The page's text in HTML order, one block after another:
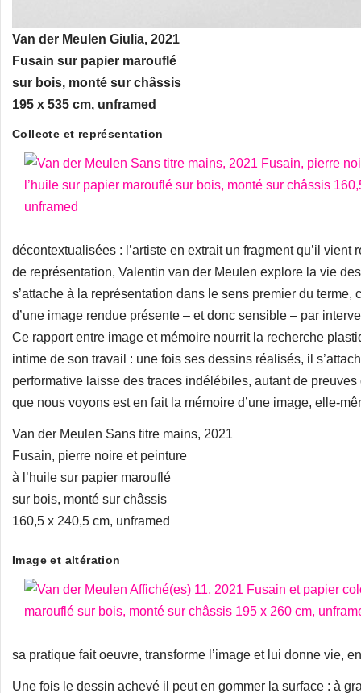
Van der Meulen Giulia, 2021
Fusain sur papier marouflé
sur bois, monté sur châssis
195 x 535 cm, unframed
Collecte et représentation
décontextualisées : l’artiste en extrait un fragment qu’il
de représentation, Valentin van der Meulen explore la vie
s’attache à la représentation dans le sens premier du terme,
d’une image rendue présente – et donc sensible – par
Ce rapport entre image et mémoire nourrit la recherche
intime de son travail : une fois ses dessins réalisés, il
performative laisse des traces indélébiles, autant de
que nous voyons est en fait la mémoire d’une image, elle-
Van der Meulen Sans titre mains, 2021
Fusain, pierre noire et peinture
à l’huile sur papier marouflé
sur bois, monté sur châssis
160,5 x 240,5 cm, unframed
Image et altération
sa pratique fait oeuvre, transforme l’image et lui donne vie,
Une fois le dessin achevé il peut en gommer la surface : à